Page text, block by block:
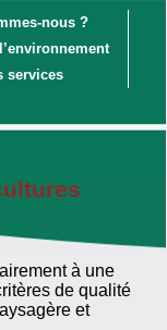
à une
de qualité
et
nous ?
services